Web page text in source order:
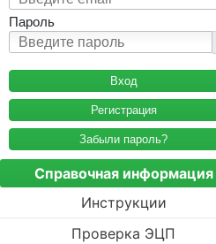
Пароль
Регистрация
Забыли пароль?
Справочная информация
Инструкции
Проверка ЭЦП